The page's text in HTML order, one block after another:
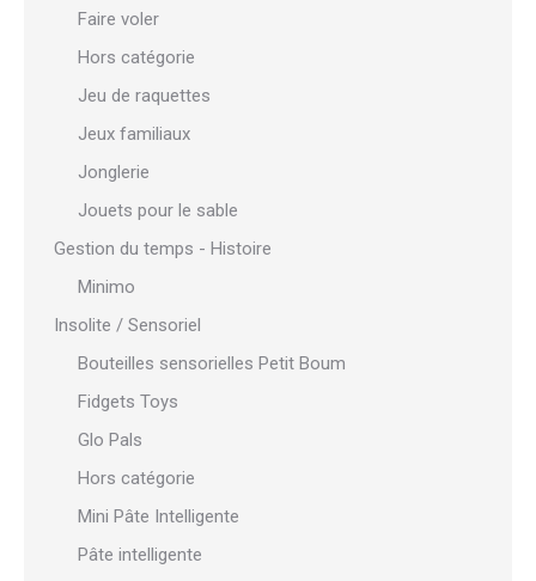
Faire voler
Hors catégorie
Jeu de raquettes
Jeux familiaux
Jonglerie
Jouets pour le sable
Gestion du temps - Histoire
Minimo
Insolite / Sensoriel
Bouteilles sensorielles Petit Boum
Fidgets Toys
Glo Pals
Hors catégorie
Mini Pâte Intelligente
Pâte intelligente